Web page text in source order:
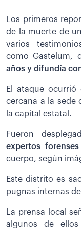
Los primeros
de la muerte de
varios
como Gastelum,
años y difundía
El ataque ocurrió
cercana a la sede
la capital estatal.
Fueron
expertos
cuerpo, según
Este distrito es
pugnas internas
La prensa local
algunos de ellos